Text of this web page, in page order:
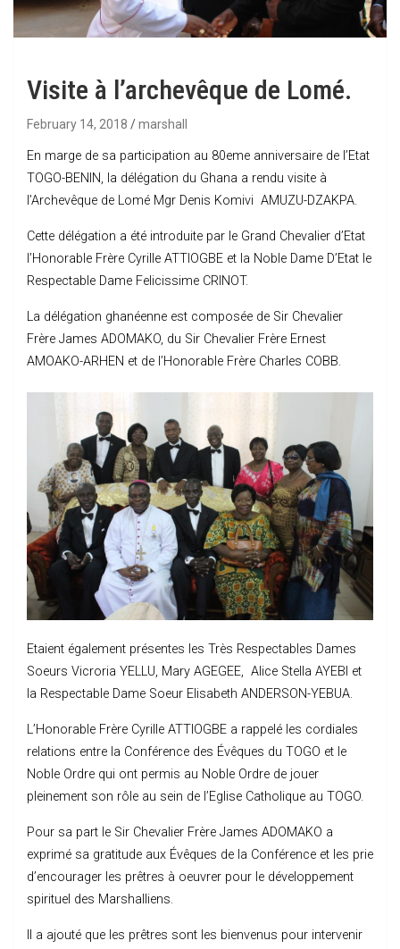
Visite à l’archevêque de Lomé.
February 14, 2018 marshall
En marge de sa participation au 80eme anniversaire de l’Etat
TOGO-BENIN, la délégation du Ghana a rendu visite à
l’Archevêque de Lomé Mgr Denis Komivi AMUZU-DZAKPA.
Cette délégation a été introduite par le Grand Chevalier d’Etat
l’Honorable Frère Cyrille ATTIOGBE et la Noble Dame D’Etat le
Respectable Dame Felicissime CRINOT.
La délégation ghanéenne est composée de Sir Chevalier
Frère James ADOMAKO, du Sir Chevalier Frère Ernest
AMOAKO-ARHEN et de l’Honorable Frère Charles COBB.
Etaient également présentes les Très Respectables Dames
Soeurs Vicroria YELLU, Mary AGEGEE, Alice Stella AYEBI et
la Respectable Dame Soeur Elisabeth ANDERSON-YEBUA.
L’Honorable Frère Cyrille ATTIOGBE a rappelé les cordiales
relations entre la Conférence des Évêques du TOGO et le
Noble Ordre qui ont permis au Noble Ordre de jouer
pleinement son rôle au sein de l’Eglise Catholique au TOGO.
Pour sa part le Sir Chevalier Frère James ADOMAKO a
exprimé sa gratitude aux Évêques de la Conférence et les prie
d’encourager les prêtres à oeuvrer pour le développement
spirituel des Marshalliens.
Il a ajouté que les prêtres sont les bienvenus pour intervenir